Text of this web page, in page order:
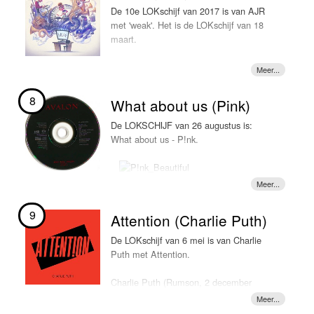
In 2017 werkt Jonas Blue samen met de
Australische zanger William Singe op de track
"Mama" dat deze week LOKSCHIJF is.
nu voorbij en dropt hij zijn nieuwe track
"Too good at goodbyes". En wat is 'ie
lekker hè? Het lijkt alsof Sam Smith
nooit is weggeweest. De track is weer
een echte tranentrekker, compleet met
De 10e LOKschijf van 2017 is van AJR
met 'weak'. Het is de LOKschijf van 18
maart.
8 What about us (Pink)
De LOKSCHIJF van 26 augustus is:
What about us - P!nk.
9 Attention (Charlie Puth)
De LOKschijf van 6 mei is van Charlie
Puth met Attention.
Charlie Puth (Rumson, 2 december
1991, is een Amerikaans zanger en